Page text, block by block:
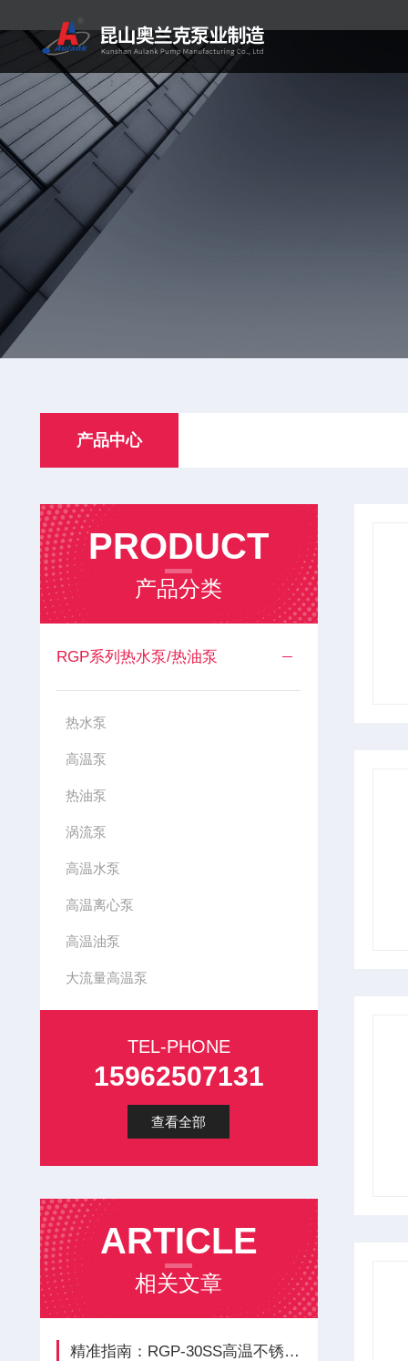
产品中心
PRODUCT
产品分类
RGP系列热水泵/热油泵
热水泵
高温泵
热油泵
涡流泵
高温水泵
高温离心泵
高温油泵
大流量高温泵
TEL-PHONE
15962507131
查看全部
ARTICLE
相关文章
精准指南：RGP-30SS高温不锈钢离心泵正确安装方法全解析